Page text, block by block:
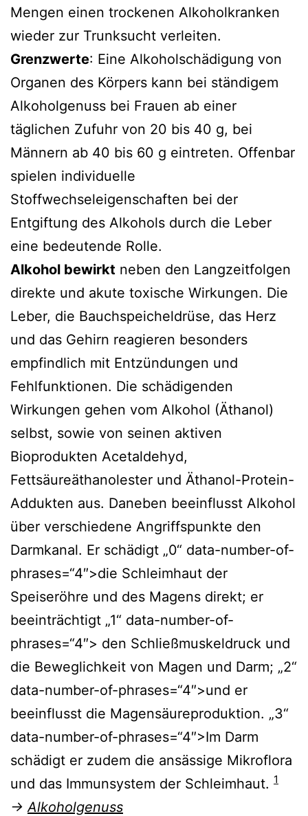
Mengen einen trockenen Alkoholkranken
wieder zur Trunksucht verleiten.
Grenzwerte: Eine Alkoholschädigung von
Organen des Körpers kann bei ständigem
Alkoholgenuss bei Frauen ab einer
täglichen Zufuhr von 20 bis 40 g, bei
Männern ab 40 bis 60 g eintreten. Offenbar
spielen individuelle
Stoffwechseleigenschaften bei der
Entgiftung des Alkohols durch die Leber
eine bedeutende Rolle.
Alkohol bewirkt neben den Langzeitfolgen
direkte und akute toxische Wirkungen. Die
Leber, die Bauchspeicheldrüse, das Herz
und das Gehirn reagieren besonders
empfindlich mit Entzündungen und
Fehlfunktionen. Die schädigenden
Wirkungen gehen vom Alkohol (Äthanol)
selbst, sowie von seinen aktiven
Bioprodukten Acetaldehyd,
Fettsäureäthanolester und Äthanol-Protein-
Addukten aus. Daneben beeinflusst Alkohol
über verschiedene Angriffspunkte den
Darmkanal. Er schädigt „0“ data-number-of-
phrases=“4″>die Schleimhaut der
Speiseröhre und des Magens direkt; er
beeinträchtigt „1“ data-number-of-
phrases=“4″> den Schließmuskeldruck und
die Beweglichkeit von Magen und Darm; „2“
data-number-of-phrases=“4″>und er
beeinflusst die Magensäureproduktion. „3“
data-number-of-phrases=“4″>Im Darm
schädigt er zudem die ansässige Mikroflora
und das Immunsystem der Schleimhaut. 1
→ Alkoholgenuss